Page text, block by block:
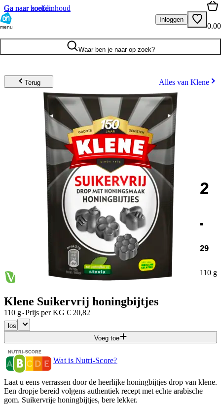
Ga naar hoofdinhoud
Ga naar zoeken
menu
Inloggen
0.00
Waar ben je naar op zoek?
Terug Alles van Klene
2
.
29
110 g
Klene Suikervrij honingbijtjes
110 g·Prijs per KG € 20,82
los
Voeg toe
Wat is Nutri-Score?
Laat u eens verrassen door de heerlijke honingbijtjes drop van klene.
Een dropje bereid volgens authentiek recept met echte arabische
gom. Suikervrije honingbijtjes, bere lekker.